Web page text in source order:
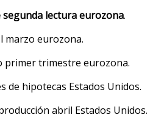
lectura eurozona.
marzo eurozona.
primer trimestre eurozona.
de hipotecas Estados Unidos.
abril Estados Unidos.